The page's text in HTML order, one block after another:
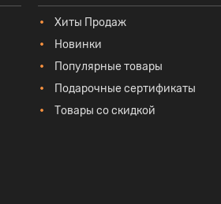
Хиты Продаж
Новинки
Популярные товары
Подарочные сертификаты
Товары со скидкой